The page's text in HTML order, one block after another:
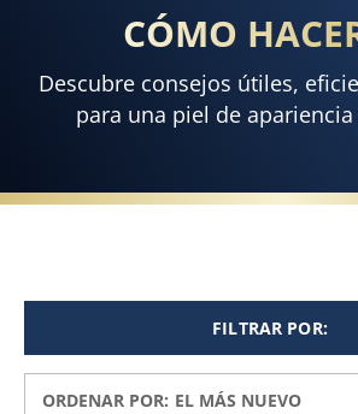
CÓMO
Descubre consejos útiles,
para una piel de
FILTRAR POR:
ORDENAR POR: